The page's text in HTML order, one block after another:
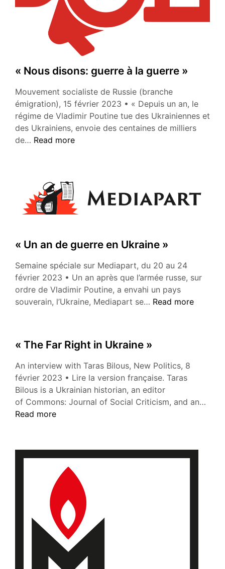
la
terreur
poutinienne
en
Ukraine
« Nous disons: guerre à la guerre »
Mouvement socialiste de Russie (branche
émigration), 15 février 2023 • « Depuis un an, le
régime de Vladimir Poutine tue des Ukrainiennes et
des Ukrainiens, envoie des centaines de milliers
de… « Nous
guerre »
Read more
« Un an de guerre en Ukraine »
Semaine spéciale sur Mediapart, du 20 au 24
février 2023 • Un an après que l’armée russe, sur
ordre de Vladimir Poutine, a envahi un pays
souverain, l’Ukraine, Mediapart se… « Un
Ukraine »
Read more
« The Far Right in Ukraine »
An interview with Taras Bilous, New Politics, 8
février 2023 • Lire la version française. Taras
Bilous is a Ukrainian historian, an editor
of Commons: Journal of Social Criticism, and an…
Read more